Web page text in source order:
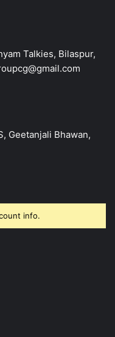
Talkies, Bilaspur,
Geetanjali Bhawan,
info.